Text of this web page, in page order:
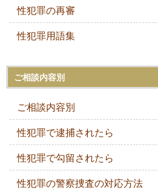
性犯罪の再審
性犯罪用語集
ご相談内容別
ご相談内容別
性犯罪で逮捕されたら
性犯罪で勾留されたら
性犯罪の警察捜査の対応方法